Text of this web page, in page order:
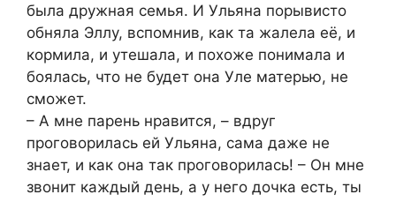
была дружная семья. И Ульяна порывисто
обняла Эллу, вспомнив, как та жалела её, и
кормила, и утешала, и похоже понимала и
боялась, что не будет она Уле матерью, не
сможет.
– А мне парень нравится, – вдруг
проговорилась ей Ульяна, сама даже не
знает, и как она так проговорилась! – Он мне
звонит каждый день, а у него дочка есть, ты